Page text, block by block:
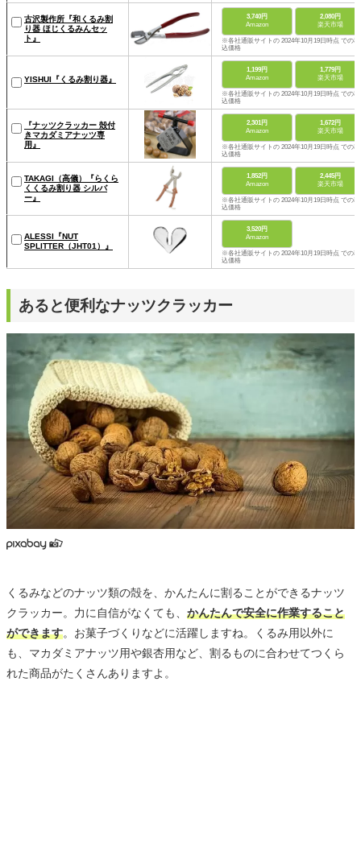
古沢製作所『和くるみ割
り器 ほじくるみんセッ
ト』
3,740円
Amazon
2,080円
楽天市場
※各社通販サイトの 2024年10月19日時点 での税
込価格
YISHUI『くるみ割り器』
1,199円
Amazon
1,779円
楽天市場
※各社通販サイトの 2024年10月19日時点 での税
込価格
『ナッツクラッカー 殻付
きマカダミアナッツ専
用』
2,301円
Amazon
1,672円
楽天市場
※各社通販サイトの 2024年10月19日時点 での税
込価格
TAKAGI（高儀）『らくら
くくるみ割り器 シルバ
ー』
1,852円
Amazon
2,445円
楽天市場
※各社通販サイトの 2024年10月19日時点 での税
込価格
ALESSI『NUT
SPLITTER（JHT01）』
3,520円
Amazon
※各社通販サイトの 2024年10月19日時点 での税
込価格
あると便利なナッツクラッカー
くるみなどのナッツ類の殻を、かんたんに割ることができるナッツ
クラッカー。力に自信がなくても、 かんたんで安全に作業すること
ができます。お菓子づくりなどに活躍しますね。くるみ用以外に
も、マカダミアナッツ用や銀杏用など、割るものに合わせてつくら
れた商品がたくさんありますよ。